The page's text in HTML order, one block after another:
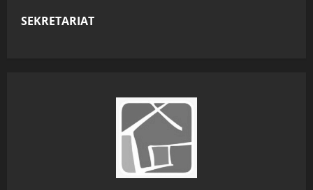
SEKRETARIAT